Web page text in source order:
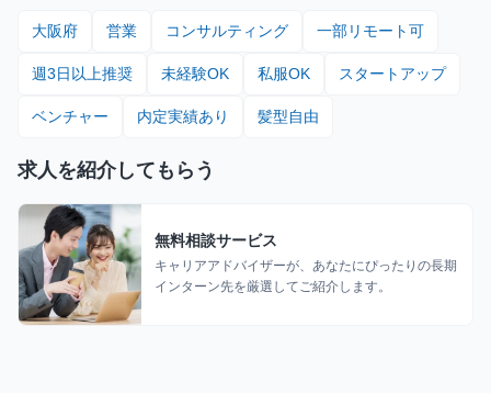
大阪府 営業 コンサルティング 一部リモート可
週3日以上推奨 未経験OK 私服OK スタートアップ
ベンチャー 内定実績あり 髪型自由
求人を紹介してもらう
無料相談サービス
キャリアアドバイザーが、あなたにぴったりの長期
インターン先を厳選してご紹介します。